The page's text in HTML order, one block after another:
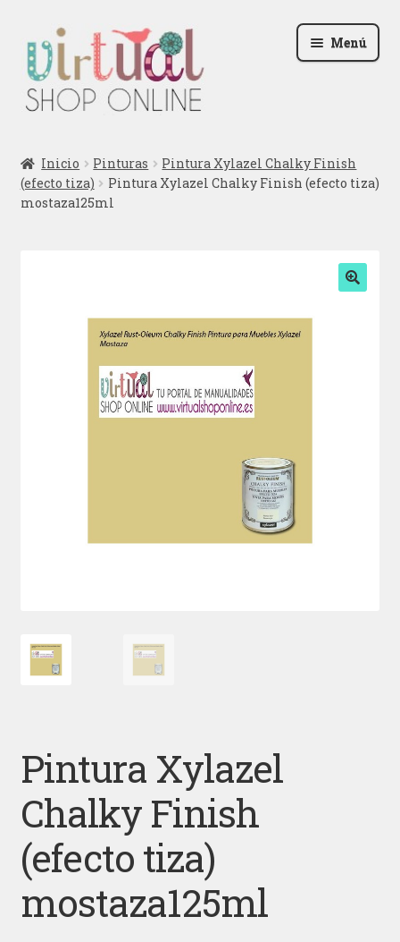
la
navegación
al
contenido
Menú
Podcast
Iniciar sesión
Inicio Pinturas
Pintura Xylazel Chalky Finish
(efecto tiza)
Pintura Xylazel Chalky Finish (efecto tiza)
mostaza125ml
Pintura Xylazel
Chalky Finish
(efecto tiza)
mostaza125ml